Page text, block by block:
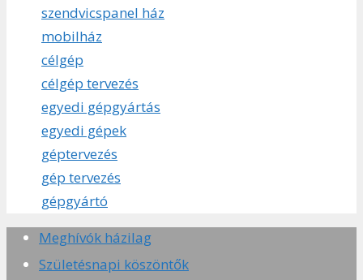
szendvicspanel ház
mobilház
célgép
célgép tervezés
egyedi gépgyártás
egyedi gépek
géptervezés
gép tervezés
gépgyártó
Meghívók házilag
Születésnapi köszöntők